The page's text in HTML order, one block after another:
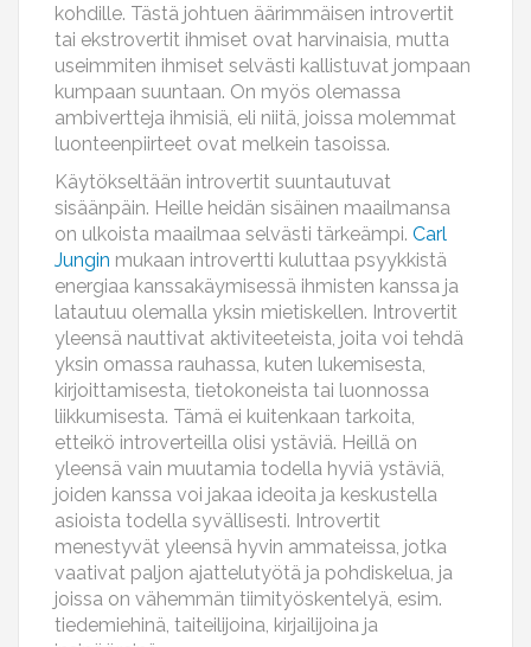
kohdille. Tästä johtuen äärimmäisen introvertit
tai ekstrovertit ihmiset ovat harvinaisia, mutta
useimmiten ihmiset selvästi kallistuvat jompaan
kumpaan suuntaan. On myös olemassa
ambivertteja ihmisiä, eli niitä, joissa molemmat
luonteenpiirteet ovat melkein tasoissa.
Käytökseltään introvertit suuntautuvat
sisäänpäin. Heille heidän sisäinen maailmansa
on ulkoista maailmaa selvästi tärkeämpi. Carl
Jungin mukaan introvertti kuluttaa psyykkistä
energiaa kanssakäymisessä ihmisten kanssa ja
latautuu olemalla yksin mietiskellen. Introvertit
yleensä nauttivat aktiviteeteista, joita voi tehdä
yksin omassa rauhassa, kuten lukemisesta,
kirjoittamisesta, tietokoneista tai luonnossa
liikkumisesta. Tämä ei kuitenkaan tarkoita,
etteikö introverteilla olisi ystäviä. Heillä on
yleensä vain muutamia todella hyviä ystäviä,
joiden kanssa voi jakaa ideoita ja keskustella
asioista todella syvällisesti. Introvertit
menestyvät yleensä hyvin ammateissa, jotka
vaativat paljon ajattelutyötä ja pohdiskelua, ja
joissa on vähemmän tiimityöskentelyä, esim.
tiedemiehinä, taiteilijoina, kirjailijoina ja